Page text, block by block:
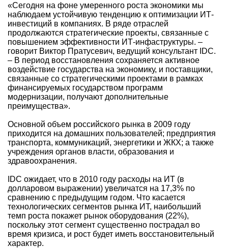
«Сегодня на фоне умеренного роста экономики мы
наблюдаем устойчивую тенденцию к оптимизации ИТ-
инвестиций в компаниях. В ряде отраслей
продолжаются стратегические проекты, связанные с
повышением эффективности ИТ-инфаструктуры. –
говорит Виктор Пратусевич, ведущий консультант IDC.
– В период восстановления сохраняется активное
воздействие государства на экономику, и поставщики,
связанные со стратегическими проектами в рамках
финансируемых государством программ
модернизации, получают дополнительные
преимущества».
Основной объем российского рынка в 2009 году
приходится на домашних пользователей; предприятия
транспорта, коммуникаций, энергетики и ЖКХ; а также
учреждения органов власти, образования и
здравоохранения.
IDC ожидает, что в 2010 году расходы на ИТ (в
долларовом выражении) увеличатся на 17,3% по
сравнению с предыдущим годом. Что касается
технологических сегментов рынка ИТ, наибольший
темп роста покажет рынок оборудования (22%),
поскольку этот сегмент существенно пострадал во
время кризиса, и рост будет иметь восстановительный
характер.